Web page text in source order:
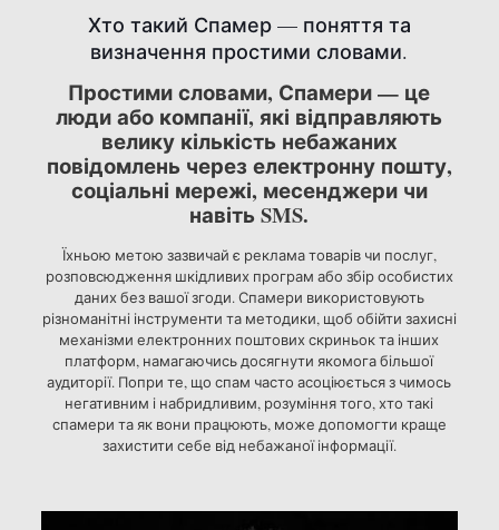
Хто такий Спамер — поняття та
визначення простими словами.
Простими словами, Спамери — це
люди або компанії, які відправляють
велику кількість небажаних
повідомлень через електронну пошту,
соціальні мережі, месенджери чи
навіть SMS.
Їхньою метою зазвичай є реклама товарів чи послуг,
розповсюдження шкідливих програм або збір особистих
даних без вашої згоди. Спамери використовують
різноманітні інструменти та методики, щоб обійти захисні
механізми електронних поштових скриньок та інших
платформ, намагаючись досягнути якомога більшої
аудиторії. Попри те, що спам часто асоціюється з чимось
негативним і набридливим, розуміння того, хто такі
спамери та як вони працюють, може допомогти краще
захистити себе від небажаної інформації.